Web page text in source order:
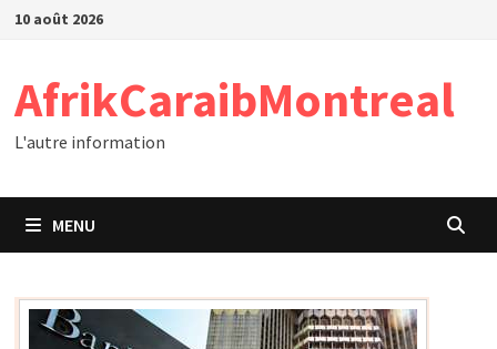
Passer
10 août 2026
AfrikCaraibMontreal
L'autre information
MENU